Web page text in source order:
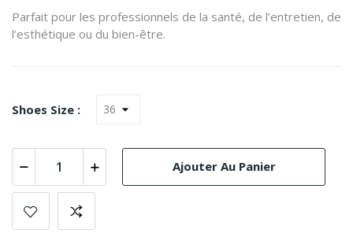
Parfait pour les professionnels de la santé, de l’entretien, de
l’esthétique ou du bien-être.
Shoes Size :
Ajouter Au Panier